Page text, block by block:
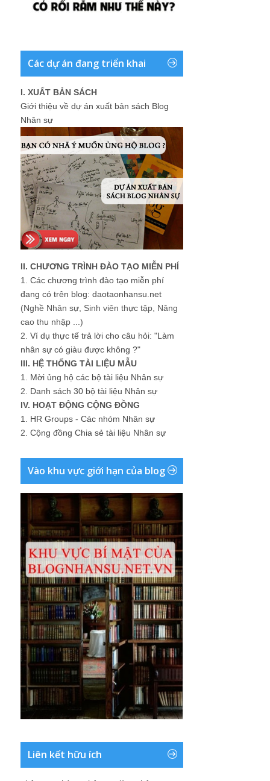
Các dự án đang triển khai
I. XUẤT BẢN SÁCH
Giới thiệu về dự án xuất bản sách Blog
Nhân sự
II. CHƯƠNG TRÌNH ĐÀO TẠO MIỄN PHÍ
1. Các chương trình đào tạo miễn phí
đang có trên blog: daotaonhansu.net
(Nghề Nhân sự, Sinh viên thực tập, Nâng
cao thu nhập ...)
2. Ví dụ thực tế trả lời cho câu hỏi: "Làm
nhân sự có giàu được không ?"
III. HỆ THỐNG TÀI LIỆU MẪU
1. Mời ủng hộ các bộ tài liệu Nhân sự
2. Danh sách 30 bộ tài liệu Nhân sự
IV. HOẠT ĐỘNG CỘNG ĐỒNG
1. HR Groups - Các nhóm Nhân sự
2. Cộng đồng Chia sẻ tài liệu Nhân sự
Vào khu vực giới hạn của blog
Liên kết hữu ích